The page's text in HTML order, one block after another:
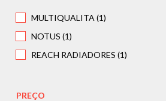
MULTIQUALITA (1)
NOTUS (1)
REACH RADIADORES (1)
PREÇO